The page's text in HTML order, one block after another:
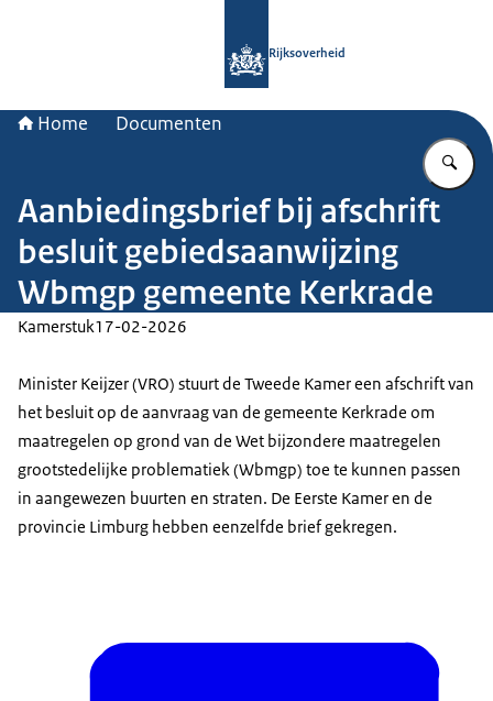
Rijksoverheid
Home Documenten
Aanbiedingsbrief bij afschrift
besluit gebiedsaanwijzing
Wbmgp gemeente Kerkrade
Kamerstuk17-02-2026
Minister Keijzer (VRO) stuurt de Tweede Kamer een afschrift van
het besluit op de aanvraag van de gemeente Kerkrade om
maatregelen op grond van de Wet bijzondere maatregelen
grootstedelijke problematiek (Wbmgp) toe te kunnen passen
in aangewezen buurten en straten. De Eerste Kamer en de
provincie Limburg hebben eenzelfde brief gekregen.